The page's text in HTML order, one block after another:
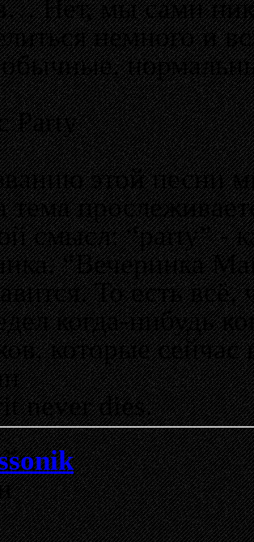
Нет, мы сами
немного и
Party
этой песни
тема
смысл: “party” -
“Вечеринка
То есть всё,
когда-нибудь
которые сейчас
never dies.